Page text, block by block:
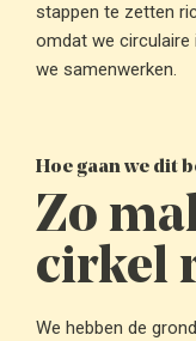
stappen te zetten
omdat we circulaire
we samenwerken.
Hoe gaan we dit
Zo
cirkel
We hebben de